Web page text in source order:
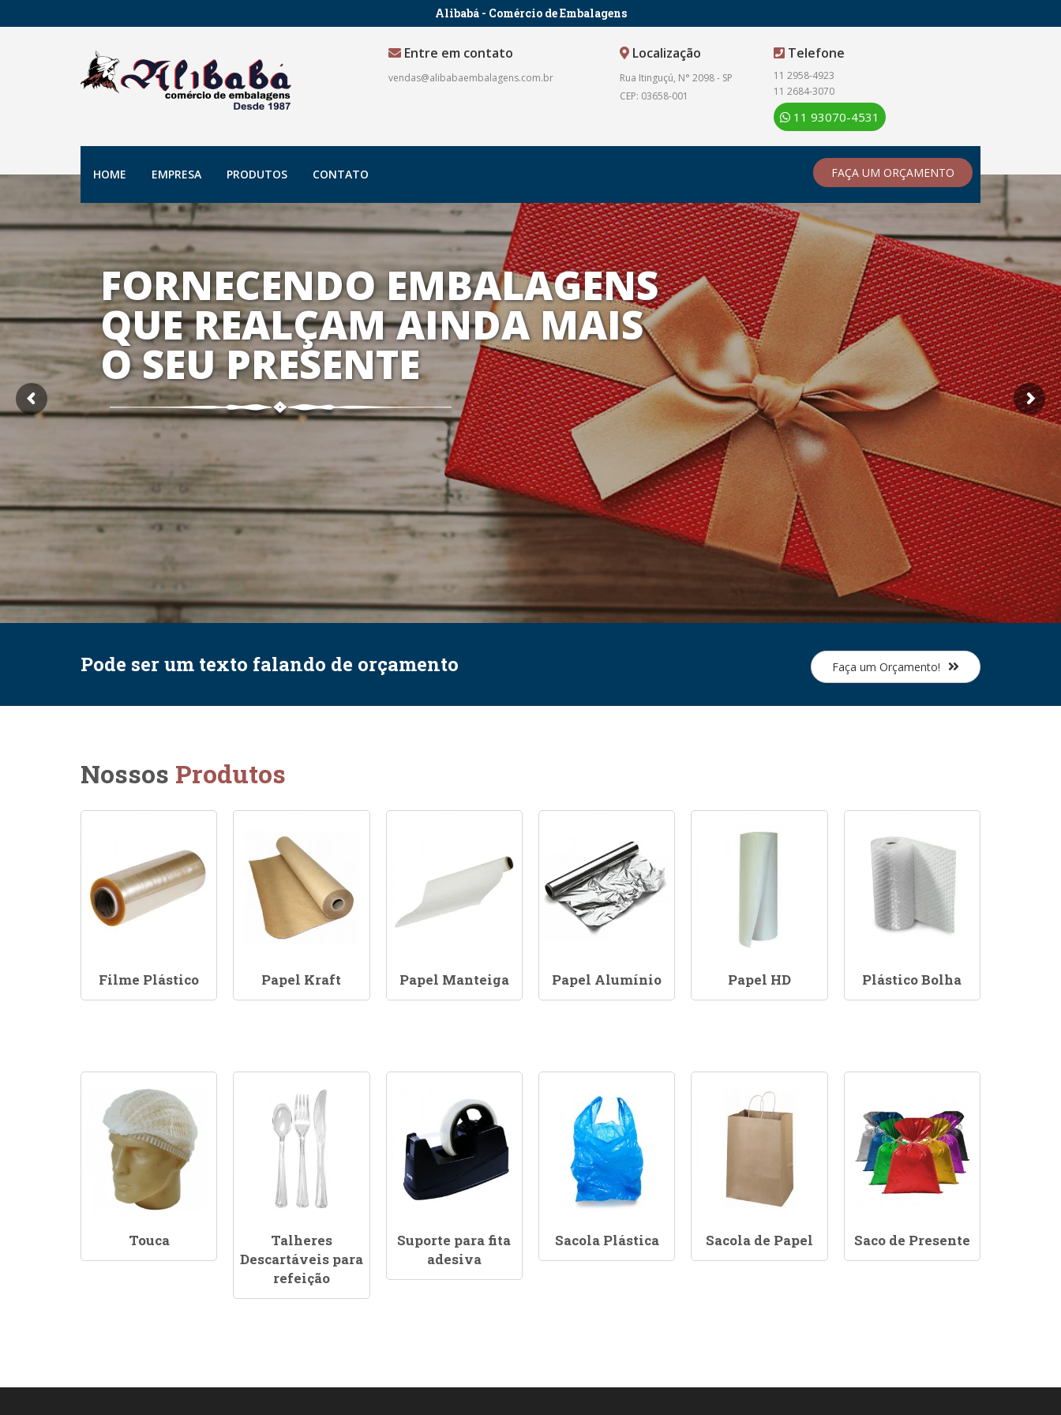
Alibabá - Comércio de Embalagens
Entre em contato
vendas@alibabaembalagens.com.br
Localização
Rua Itinguçú, N° 2098 - SP
CEP: 03658-001
Telefone
11 2958-4923
11 2684-3070
11 93070-4531
HOME EMPRESA PRODUTOS CONTATO FAÇA UM ORÇAMENTO
FORNECENDO EMBALAGENS
QUE REALÇAM AINDA MAIS
O SEU PRESENTE
Pode ser um texto falando de orçamento Faça um Orçamento!
Nossos Produtos
Filme Plástico Papel Kraft Papel Manteiga Papel Alumínio Papel HD Plástico Bolha
Touca
Talheres
Descartáveis para
refeição
Suporte para fita
adesiva
Sacola Plástica Sacola de Papel Saco de Presente